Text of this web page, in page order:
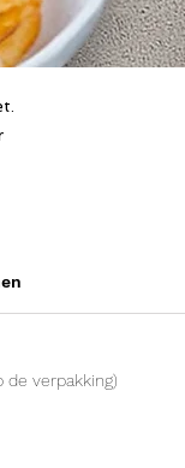
de verpakking)